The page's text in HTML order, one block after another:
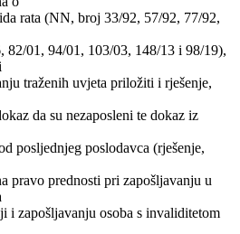
rata (NN, broj 33/92, 57/92, 77/92,
82/01, 94/01, 103/03, 148/13 i 98/19),
traženih uvjeta priložiti i rješenje,
da su nezaposleni te dokaz iz
posljednjeg poslodavca (rješenje,
pravo prednosti pri zapošljavanju u
i zapošljavanju osoba s invaliditetom